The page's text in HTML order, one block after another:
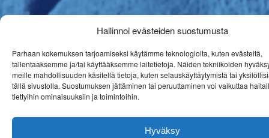
Hallinnoi evästeiden suostumusta
Parhaan kokemuksen tarjoamiseksi käytämme teknologioita, kuten evästeitä,
tallentaaksemme ja/tai käyttääksemme laitetietoja. Näiden tekniikoiden
meille mahdollisuuden käsitellä tietoja, kuten selauskäyttäytymistä tai
tällä sivustolla. Suostumuksen jättäminen tai peruuttaminen voi vaikuttaa
tiettyihin ominaisuuksiin ja toimintoihin.
Hyväksy